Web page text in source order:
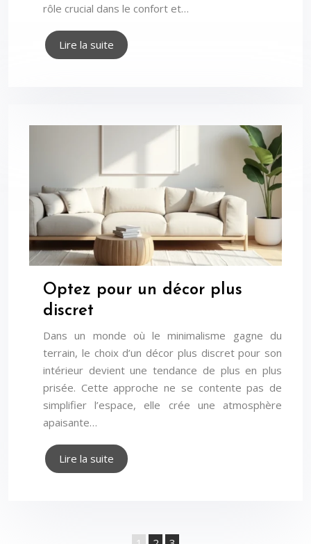
rôle crucial dans le confort et…
Lire la suite
Optez pour un décor plus
discret
Dans un monde où le minimalisme gagne du
terrain, le choix d’un décor plus discret pour son
intérieur devient une tendance de plus en plus
prisée. Cette approche ne se contente pas de
simplifier l’espace, elle crée une atmosphère
apaisante…
Lire la suite